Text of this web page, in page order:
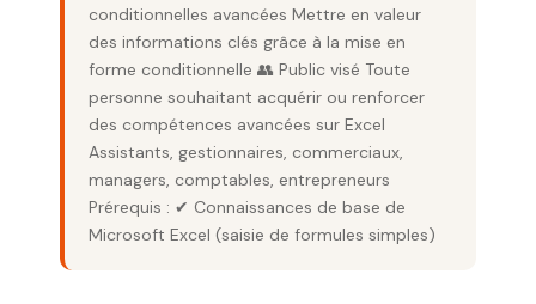
conditionnelles avancées Mettre en valeur
des informations clés grâce à la mise en
forme conditionnelle 👥 Public visé Toute
personne souhaitant acquérir ou renforcer
des compétences avancées sur Excel
Assistants, gestionnaires, commerciaux,
managers, comptables, entrepreneurs
Prérequis : ✔ Connaissances de base de
Microsoft Excel (saisie de formules simples)